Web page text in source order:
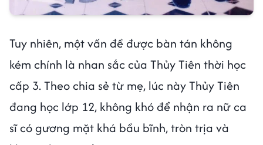
Tuy nhiên, một vấn đề được bàn tán không
kém chính là nhan sắc của Thủy Tiên thời học
cấp 3. Theo chia sẻ từ mẹ, lúc này Thủy Tiên
đang học lớp 12, không khó để nhận ra nữ ca
sĩ có gương mặt khá bầu bĩnh, tròn trịa và